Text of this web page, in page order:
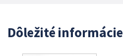
Dôležité informácie